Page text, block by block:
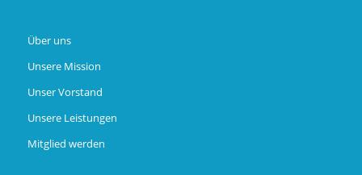
Über uns
Unsere Mission
Unser Vorstand
Unsere Leistungen
Mitglied werden